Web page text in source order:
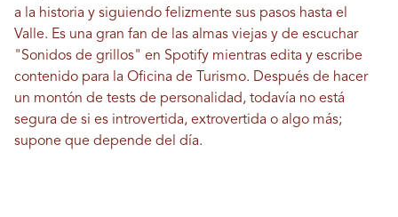
a la historia y siguiendo felizmente sus pasos hasta el
Valle. Es una gran fan de las almas viejas y de escuchar
"Sonidos de grillos" en Spotify mientras edita y escribe
contenido para la Oficina de Turismo. Después de hacer
un montón de tests de personalidad, todavía no está
segura de si es introvertida, extrovertida o algo más;
supone que depende del día.